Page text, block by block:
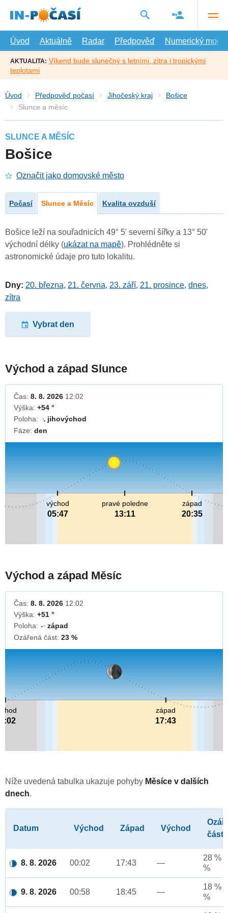
hlavní
Úvod
Aktuálně Radar Předpověď Numerický model
AKTUALITA: Víkend bude slunečný s letními, zítra i tropickými
teplotami
Úvod Předpověď počasí Jihočeský kraj
Bošice
Slunce a měsíc
SLUNCE A MĚSÍC
Bošice
Označit jako domovské město
Počasí Slunce a Měsíc Kvalita ovzduší
Bošice leží na souřadnicích 49° 5' severní šířky a 13° 50'
východní délky (ukázat na mapě). Prohlédněte si
astronomické údaje pro tuto lokalitu.
Dny: 20. března, 21. června, 23. září, 21. prosince, dnes,
zítra
Vybrat den
Východ a západ Slunce
Čas: 8. 8. 2026 12:02
Výška: +54 °
Poloha:
↓ jihovýchod
Fáze: den
pravé poledne
13:11
východ
05:47
západ
20:35
Východ a západ Měsíc
Čas: 8. 8. 2026 12:02
Výška: +51 °
Poloha: ↓západ
Ozářená část: 23 %
západ
17:43
Níže uvedená tabulka ukazuje pohyby Měsíce v dalších
dnech.
Datum Východ Západ Východ
část
8. 8. 2026 00:02 17:43 —
28 %
%
9. 8. 2026 00:58 18:45 —
18 %
%